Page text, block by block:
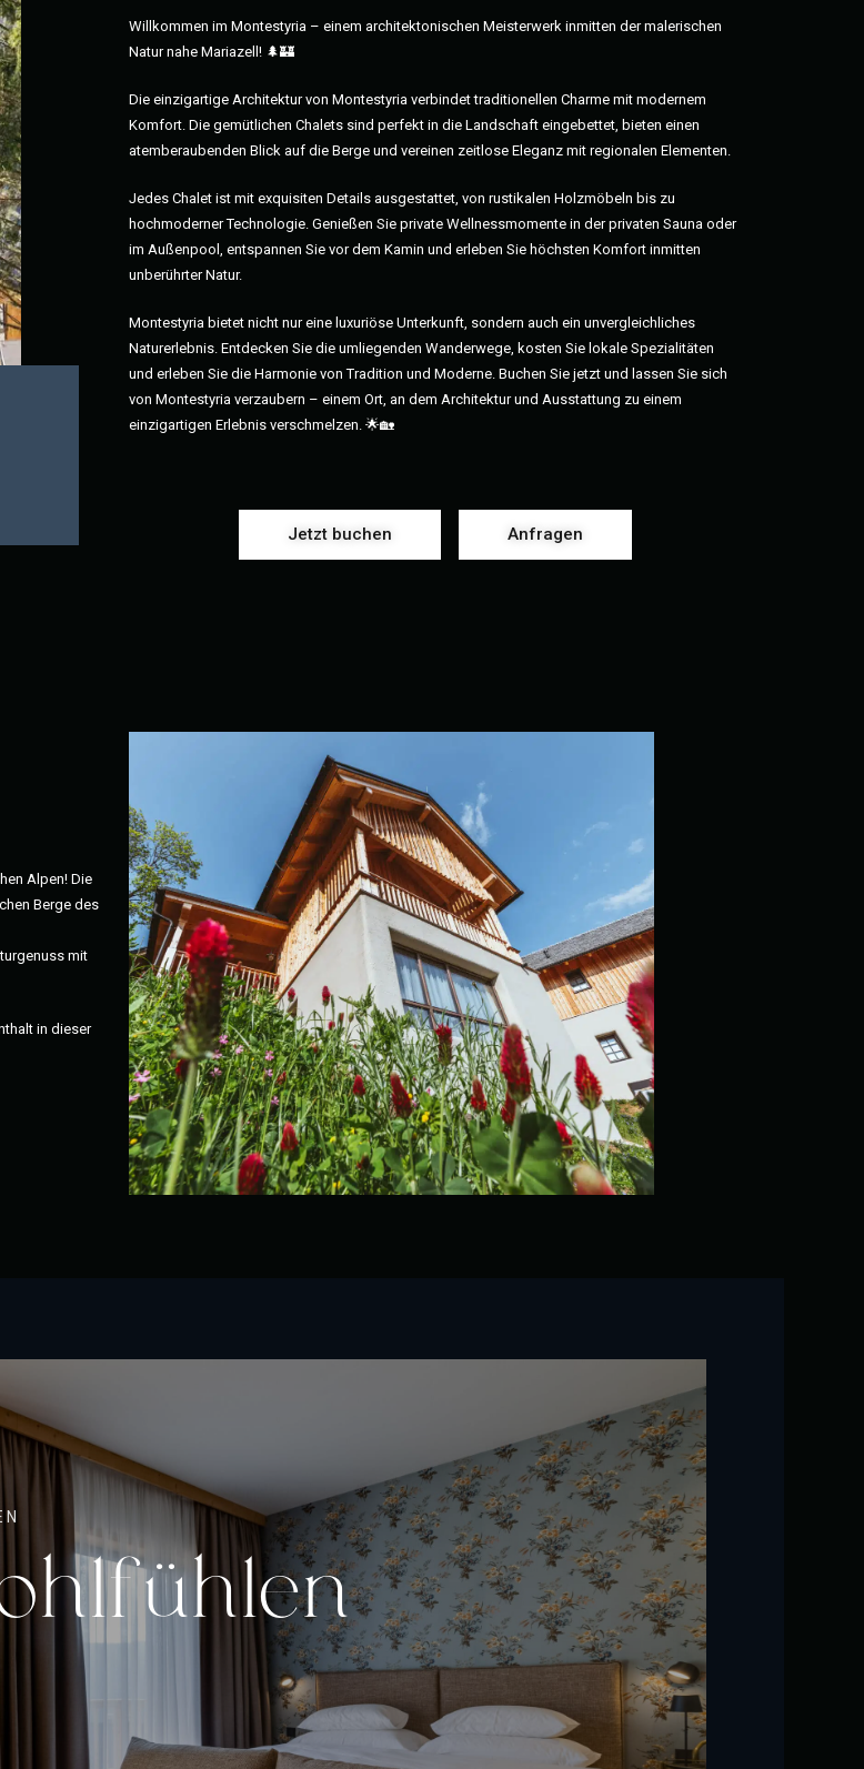
Willkommen im Montestyria – einem architektonischen Meisterwerk inmitten der malerischen
Natur nahe Mariazell! 🌲🏰
Die einzigartige Architektur von Montestyria verbindet traditionellen Charme mit modernem
Komfort. Die gemütlichen Chalets sind perfekt in die Landschaft eingebettet, bieten einen
atemberaubenden Blick auf die Berge und vereinen zeitlose Eleganz mit regionalen Elementen.
Jedes Chalet ist mit exquisiten Details ausgestattet, von rustikalen Holzmöbeln bis zu
hochmoderner Technologie. Genießen Sie private Wellnessmomente in der privaten Sauna oder
im Außenpool, entspannen Sie vor dem Kamin und erleben Sie höchsten Komfort inmitten
unberührter Natur.
Montestyria bietet nicht nur eine luxuriöse Unterkunft, sondern auch ein unvergleichliches
Naturerlebnis. Entdecken Sie die umliegenden Wanderwege, kosten Sie lokale Spezialitäten
und erleben Sie die Harmonie von Tradition und Moderne. Buchen Sie jetzt und lassen Sie sich
von Montestyria verzaubern – einem Ort, an dem Architektur und Ausstattung zu einem
einzigartigen Erlebnis verschmelzen. 🌟🏡
Jetzt buchen Anfragen
Alpen! Die
Berge des
mit
in dieser